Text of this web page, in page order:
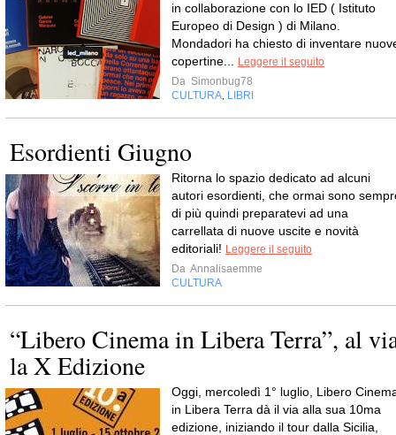
in collaborazione con lo IED ( Istituto
Europeo di Design ) di Milano.
Mondadori ha chiesto di inventare
copertine...
Leggere il seguito
Da Simonbug78
CULTURA LIBRI
Esordienti Giugno
Ritorna lo spazio dedicato ad alcuni
autori esordienti, che ormai sono
di più quindi preparatevi ad una
carrellata di nuove uscite e novità
editoriali! Leggere il seguito
Da Annalisaemme
CULTURA
“Libero Cinema in Libera Terra”, al
la X Edizione
Oggi, mercoledì 1° luglio, Libero
in Libera Terra dà il via alla sua 10ma
edizione, iniziando il tour dalla Sicilia,